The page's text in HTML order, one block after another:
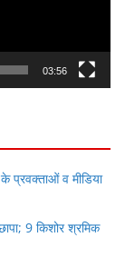
03:56
प्रवक्ताओं व मीडिया
9 किशोर श्रमिक